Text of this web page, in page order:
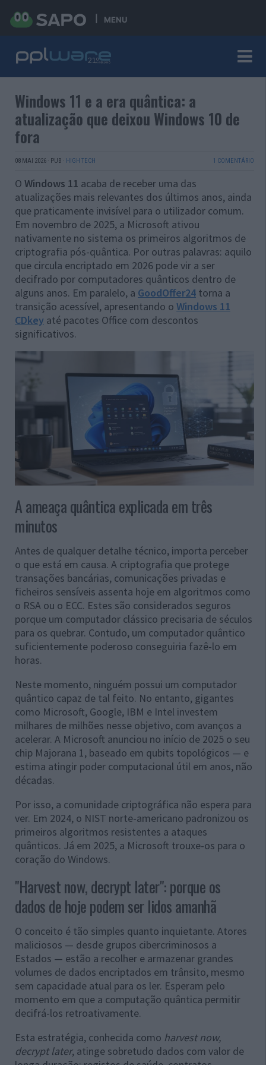
MENU
Windows 11 e a era quântica: a
atualização que deixou Windows 10 de
fora
08 MAI 2026 · PUB · HIGH TECH 1 COMENTÁRIO
O Windows 11 acaba de receber uma das
atualizações mais relevantes dos últimos anos, ainda
que praticamente invisível para o utilizador comum.
Em novembro de 2025, a Microsoft ativou
nativamente no sistema os primeiros algoritmos de
criptografia pós-quântica. Por outras palavras: aquilo
que circula encriptado em 2026 pode vir a ser
decifrado por computadores quânticos dentro de
alguns anos. Em paralelo, a GoodOffer24 torna a
transição acessível, apresentando o Windows 11
CDkey até pacotes Office com descontos
significativos.
A ameaça quântica explicada em três
minutos
Antes de qualquer detalhe técnico, importa perceber
o que está em causa. A criptografia que protege
transações bancárias, comunicações privadas e
ficheiros sensíveis assenta hoje em algoritmos como
o RSA ou o ECC. Estes são considerados seguros
porque um computador clássico precisaria de séculos
para os quebrar. Contudo, um computador quântico
suficientemente poderoso conseguiria fazê-lo em
horas.
Neste momento, ninguém possui um computador
quântico capaz de tal feito. No entanto, gigantes
como Microsoft, Google, IBM e Intel investem
milhares de milhões nesse objetivo, com avanços a
acelerar. A Microsoft anunciou no início de 2025 o seu
chip Majorana 1, baseado em qubits topológicos — e
estima atingir poder computacional útil em anos, não
décadas.
Por isso, a comunidade criptográfica não espera para
ver. Em 2024, o NIST norte-americano padronizou os
primeiros algoritmos resistentes a ataques
quânticos. Já em 2025, a Microsoft trouxe-os para o
coração do Windows.
"Harvest now, decrypt later": porque os
dados de hoje podem ser lidos amanhã
O conceito é tão simples quanto inquietante. Atores
maliciosos — desde grupos cibercriminosos a
Estados — estão a recolher e armazenar grandes
volumes de dados encriptados em trânsito, mesmo
sem capacidade atual para os ler. Esperam pelo
momento em que a computação quântica permitir
decifrá-los retroativamente.
Esta estratégia, conhecida como harvest now,
decrypt later, atinge sobretudo dados com valor de